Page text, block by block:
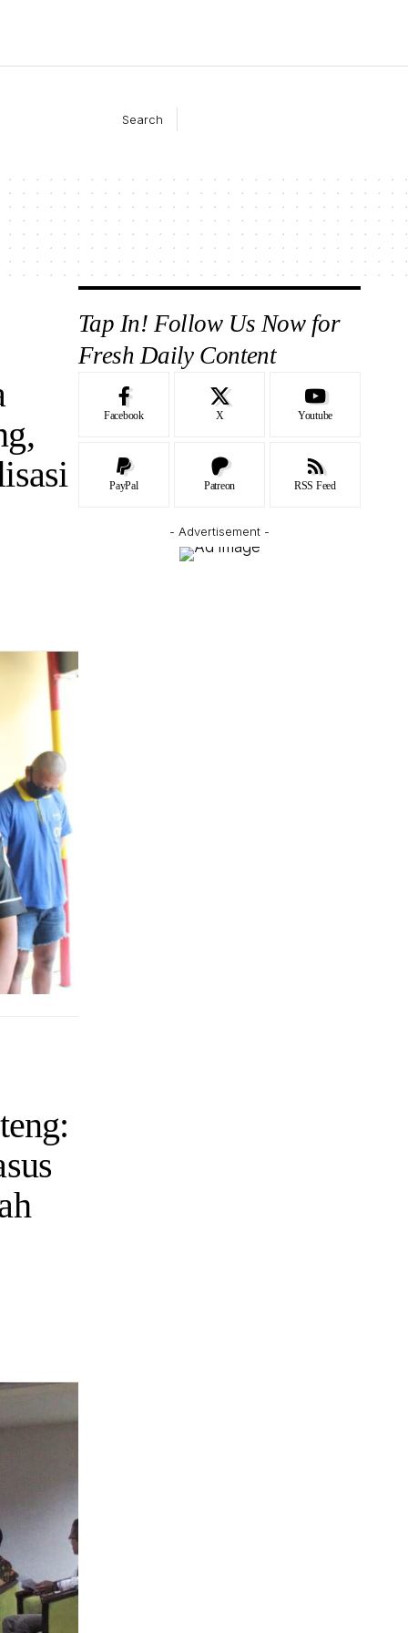
Search
Tap In! Follow Us Now for
Fresh Daily Content
Facebook X Youtube
PayPal Patreon RSS Feed
- Advertisement -